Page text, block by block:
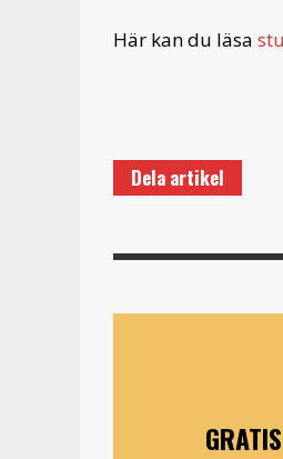
Här kan du läsa
Dela artikel